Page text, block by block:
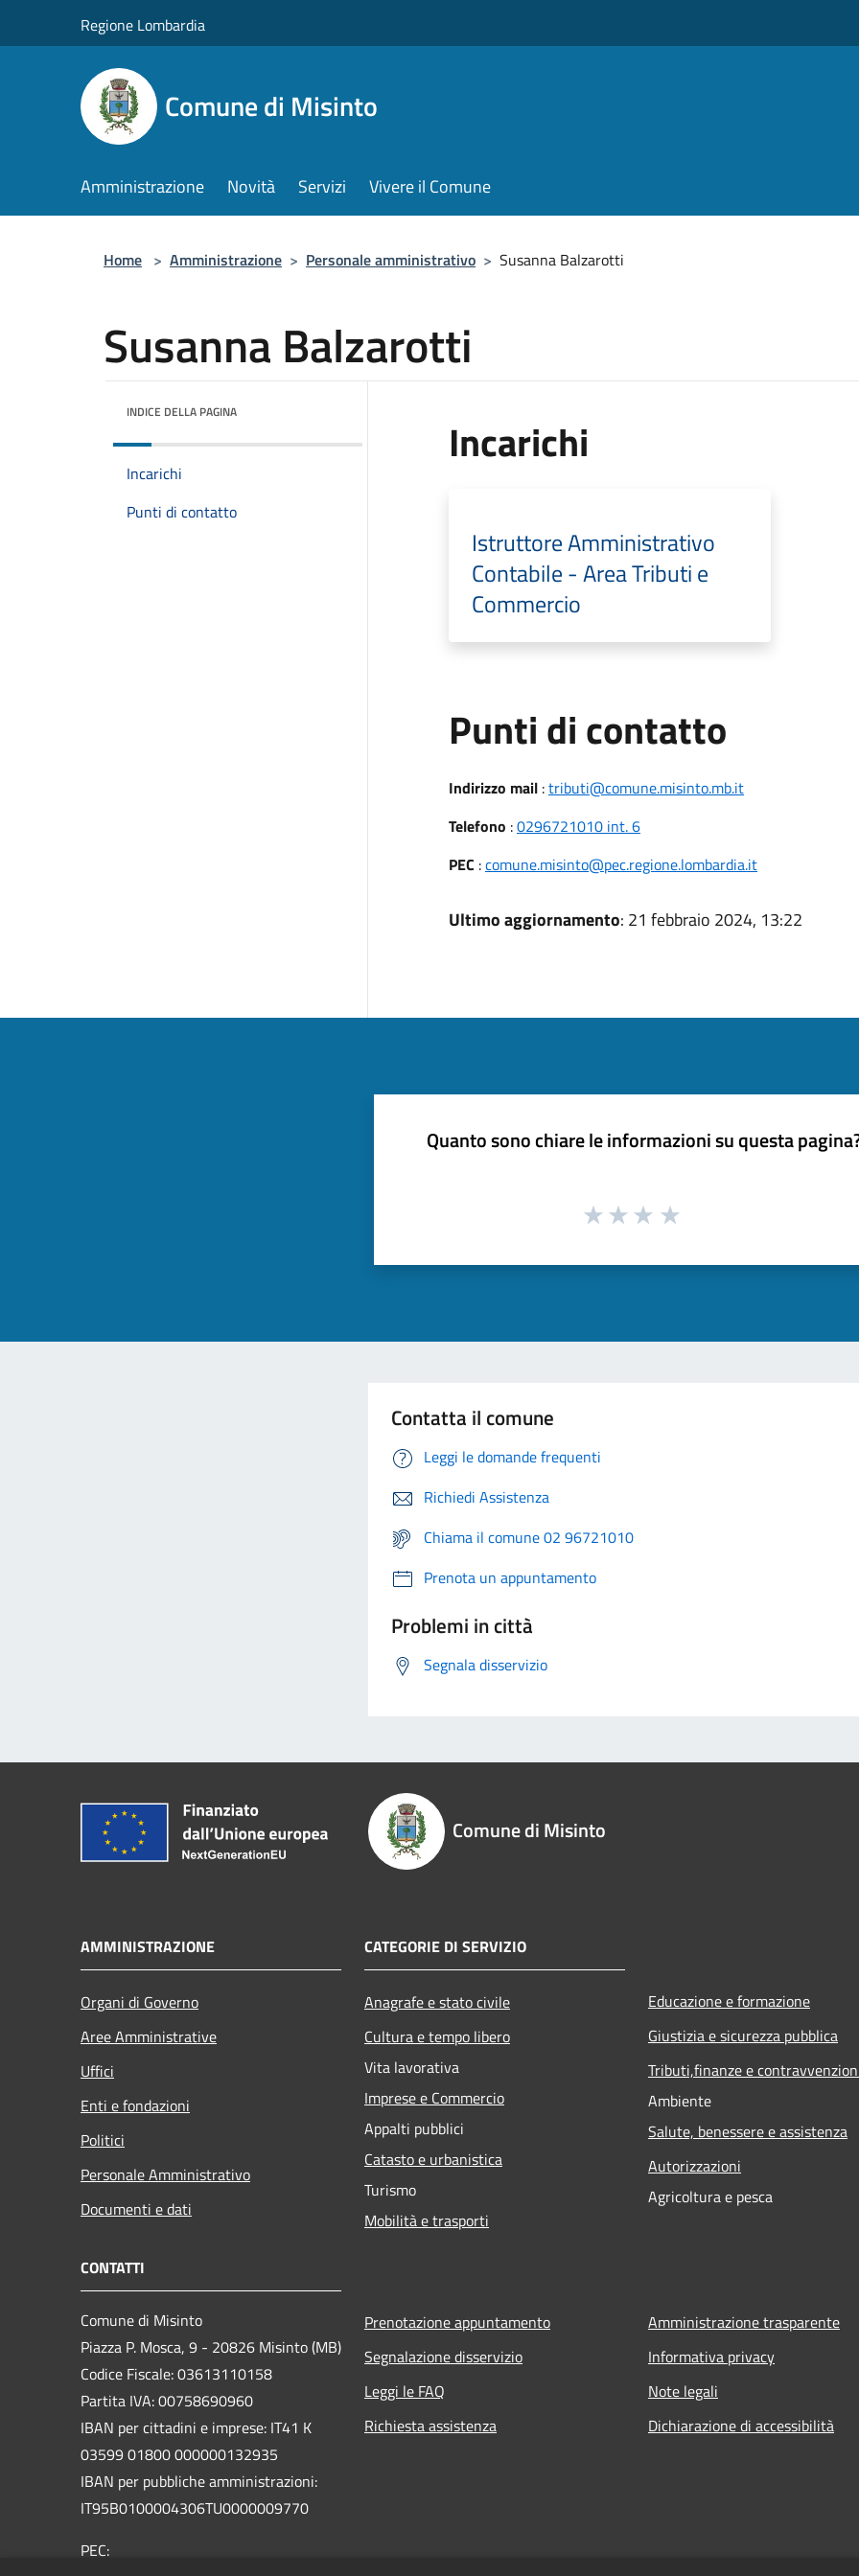
Regione Lombardia
Comune di Misinto
Amministrazione Novità Servizi Vivere il Comune
Home > Amministrazione > Personale amministrativo > Susanna Balzarotti
Susanna Balzarotti
INDICE DELLA PAGINA
Incarichi
Punti di contatto
Incarichi
Istruttore Amministrativo
Contabile - Area Tributi e
Commercio
Punti di contatto
Indirizzo mail:tributi@comune.misinto.mb.it
Telefono :0296721010 int. 6
PEC :comune.misinto@pec.regione.lombardia.it
Ultimo aggiornamento: 21 febbraio 2024, 13:22
Quanto sono chiare le informazioni su questa
Contatta il comune
Leggi le domande frequenti
Richiedi Assistenza
Chiama il comune 02 96721010
Prenota un appuntamento
Problemi in città
Segnala disservizio
Comune di Misinto
AMMINISTRAZIONE
Organi di Governo
Aree Amministrative
Uffici
Enti e fondazioni
Politici
Personale Amministrativo
Documenti e dati
CATEGORIE DI SERVIZIO
Anagrafe e stato civile
Cultura e tempo libero
Vita lavorativa
Imprese e Commercio
Appalti pubblici
Catasto e urbanistica
Turismo
Mobilità e trasporti
Educazione e formazione
Giustizia e sicurezza pubblica
Tributi,finanze e
Ambiente
Salute, benessere e assistenza
Autorizzazioni
Agricoltura e pesca
CONTATTI
Comune di Misinto
Piazza P. Mosca, 9 - 20826 Misinto (MB)
Codice Fiscale: 03613110158
Partita IVA: 00758690960
IBAN per cittadini e imprese: IT41 K
03599 01800 000000132935
IBAN per pubbliche amministrazioni:
IT95B0100004306TU0000009770
PEC:
Prenotazione appuntamento
Segnalazione disservizio
Leggi le FAQ
Richiesta assistenza
Amministrazione trasparente
Informativa privacy
Note legali
Dichiarazione di accessibilità